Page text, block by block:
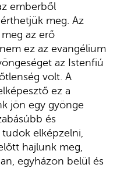
emberből
meg. Az
az erő
ez az evangélium
az Istenfiú
volt. A
ez a
jön egy gyönge
és
elképzelni,
hajlunk meg,
egyházon belül és